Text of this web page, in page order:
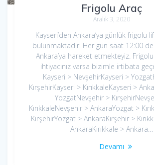
Frigolu Araç
Aralık 3, 2020
Kayseri’den Ankara’ya günlük frigolu
bulunmaktadır. Her gün saat 12:00 de
Ankara’ya hareket etmekteyiz.
ihtiyacınız varsa bizimle irtibata
Kayseri > NevşehirKayseri >
KırşehirKayseri > KırıkkaleKayseri >
YozgatNevşehir >
KırıkkaleNevşehir > AnkaraYozgat >
KırşehirYozgat > AnkaraKırşehir >
AnkaraKırıkkale > Ankara…
Devamı